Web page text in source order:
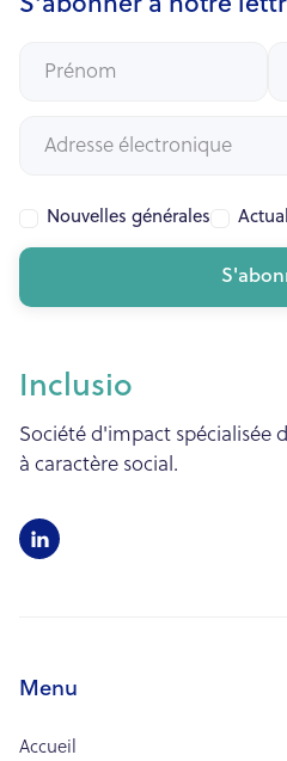
Inclusio
Société d'impact spécialisée
à caractère social.

S'abonner à notre
Nouvelles générales
Menu
Accueil